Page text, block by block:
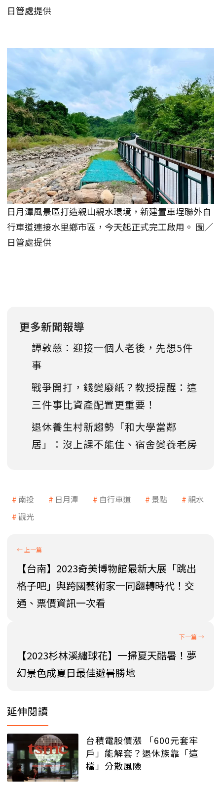
日管處提供
日月潭風景區打造親山親水環境，新建置車埕聯外自
行車道連接水里鄉市區，今天起正式完工啟用。 圖／
日管處提供
更多新聞報導
譚敦慈：迎接一個人老後，先想5件
事
戰爭開打，錢變廢紙？教授提醒：這
三件事比資產配置更重要！
退休養生村新趨勢「和大學當鄰
居」：沒上課不能住、宿舍變養老房
南投 日月潭 自行車道 景點
親水
觀光
【台南】2023奇美博物館最新大展「跳出
格子吧」與跨國藝術家一同翻轉時代！交
通、票價資訊一次看
【2023杉林溪繡球花】一掃夏天酷暑！夢
幻景色成夏日最佳避暑勝地
延伸閱讀
台積電股價漲 「600元套牢
戶」能解套？退休族靠「這
檔」分散風險